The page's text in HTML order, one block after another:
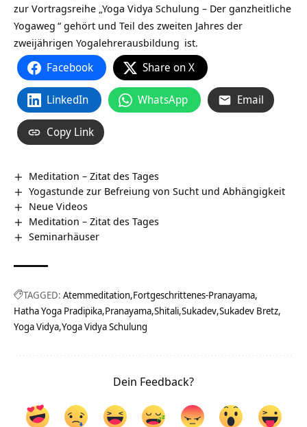
zur Vortragsreihe „Yoga Vidya Schulung – Der ganzheitliche
Yogaweg “ gehört und Teil des zweiten Jahres der
zweijährigen Yogalehrerausbildung ist.
Facebook Share on X
LinkedIn WhatsApp Email
Copy Link
Meditation – Zitat des Tages
Yogastunde zur Befreiung von Sucht und Abhängigkeit
Neue Videos
Meditation – Zitat des Tages
Seminarhäuser
TAGGED: Atemmeditation Fortgeschrittenes-Pranayama
Hatha Yoga Pradipika Pranayama Shitali Sukadev Sukadev Bretz
Yoga Vidya Yoga Vidya Schulung
Dein Feedback?